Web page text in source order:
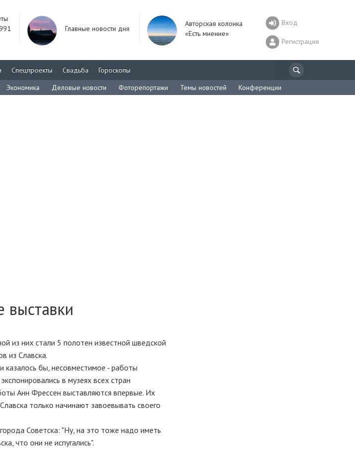
Главные новости дня
Авторская колонка
«Есть мнение»
Вход
Регистрация
Спецпроекты Свадьба
Гороскопы
Экономика Деловые новости Фоторепортажи Темы новостей Конференции
выставки
из них стали 5 полотен известной шведской
из Славска.
казалось бы, несовместимое - работы
в музеях всех стран
Анн Фрессен выставляются впервые. Их
только начинают завоевывать своего
Советска: "Ну, на это тоже надо иметь
что они не испугались".